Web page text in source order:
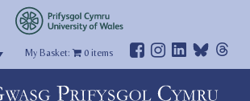
My Basket: 0items